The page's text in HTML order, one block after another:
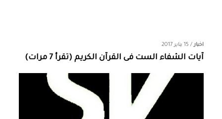
اخبار/ 15 يناير 2017
آيات الشفاء الست فى القرآن الكريم (تقرأ 7 مرات)